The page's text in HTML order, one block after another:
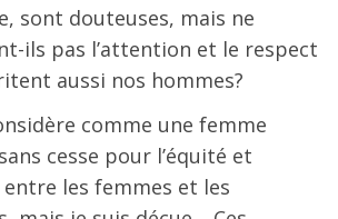
sont douteuses, mais ne
ils pas l’attention et le respect
aussi nos hommes?
comme une femme
cesse pour l’équité et
entre les femmes et les